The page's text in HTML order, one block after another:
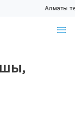
Алматы